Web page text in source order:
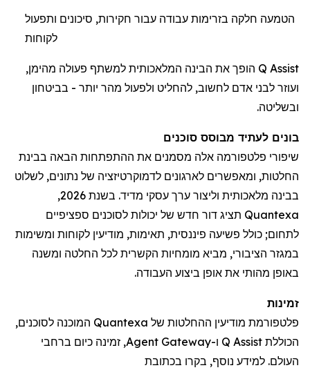
הטמעה חלקה בזרימות עבודה עבור חקירות, סיכונים ותפעול
לקוחות
Q Assist הופך את הבינה המלאכותית למשתף פעולה מהימן,
ועוזר לבני אדם לחשוב, להחליט ולפעול מהר יותר - בביטחון
ובשליטה.
בונים לעתיד מבוסס סוכנים
שיפורי פלטפורמה אלה מסמנים את ההתפתחות הבאה בבינת
החלטות, ומאפשרים לארגונים לדמוקרטיזציה של נתונים, לשלוט
בבינה מלאכותית וליצור ערך עסקי מדיד. בשנת 2026,
Quantexa תציג דור חדש של יכולות לסוכנים ספציפיים
לתחום; כולל פשיעה פיננסית, תאימות, מודיעין לקוחות ומשימות
במגזר הציבורי, מביא מומחיות הקשרית לכל החלטה ומשנה
באופן מהותי את אופן ביצוע העבודה.
זמינות
פלטפורמת מודיעין ההחלטות של Quantexa המוכנה לסוכנים,
הכוללת Q Assist ו-Agent Gateway, זמינה כיום ברחבי
העולם. למידע נוסף, בקרו בכתובת